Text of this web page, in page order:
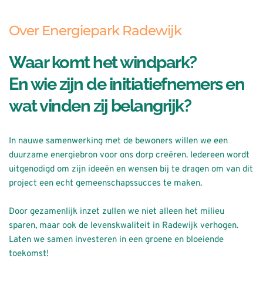
Over Energiepark Radewijk
Waar komt het windpark?
En wie zijn de initiatiefnemers en
wat vinden zij belangrijk?
In nauwe samenwerking met de bewoners willen we een
duurzame energiebron voor ons dorp creëren. Iedereen wordt
uitgenodigd om zijn ideeën en wensen bij te dragen om van dit
project een echt gemeenschapssucces te maken.
Door gezamenlijk inzet zullen we niet alleen het milieu
sparen, maar ook de levenskwaliteit in Radewijk verhogen.
Laten we samen investeren in een groene en bloeiende
toekomst!